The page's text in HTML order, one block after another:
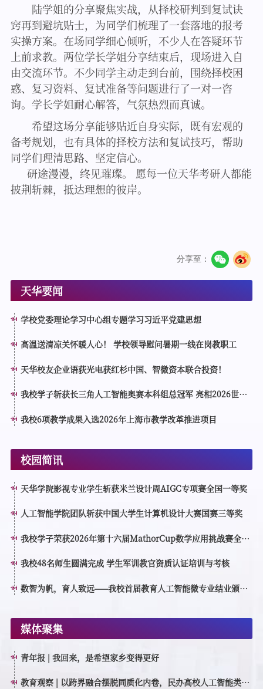
分享至：
陆学姐的分享聚焦实战，从择校研判到复试诀
窍再到避坑贴士，为同学们梳理了一套落地的报考
实操方案。在场同学细心倾听，不少人在答疑环节
上前求教。 两位学长学姐分享结束后，现场进入自
由交流环节。不少同学主动走到台前，围绕择校困
惑、复习资料、复试准备等问题进行了一对一咨
询。学长学姐耐心解答，气氛热烈而真诚。
希望这场分享能够贴近自身实际，既有宏观的
备考规划，也有具体的择校方法和复试技巧，帮助
同学们理清思路、坚定信心。
研途漫漫，终见璀璨。 愿每一位天华考研人都能
披荆斩棘，抵达理想的彼岸。
天华要闻
学校党委理论学习中心组专题学习习近平党建思想
高温送清凉关怀暖人心！ 学校领导慰问暑期一线在岗教职工
天华校友企业语荻光电获红杉中国、智微资本联合投资！
我校学子斩获长三角人工智能奥赛本科组总冠军 亮相2026世界
我校6项教学成果入选2026年上海市教学改革推进项目
校园简讯
天华学院影视专业学生斩获米兰设计周AIGC专项赛全国一等奖
人工智能学院团队斩获中国大学生计算机设计大赛国赛三等奖
我校学子荣获2026年第十六届MathorCup数学应用挑战赛全国
我校48名师生圆满完成 学生军训教官资质认证培训与考核
数智为帆，育人致远——我校首届教育人工智能微专业结业颁证
媒体聚集
青年报 | 我回来，是希望家乡变得更好
教育观察 | 以跨界融合摆脱同质化内卷，民办高校人工智能类专